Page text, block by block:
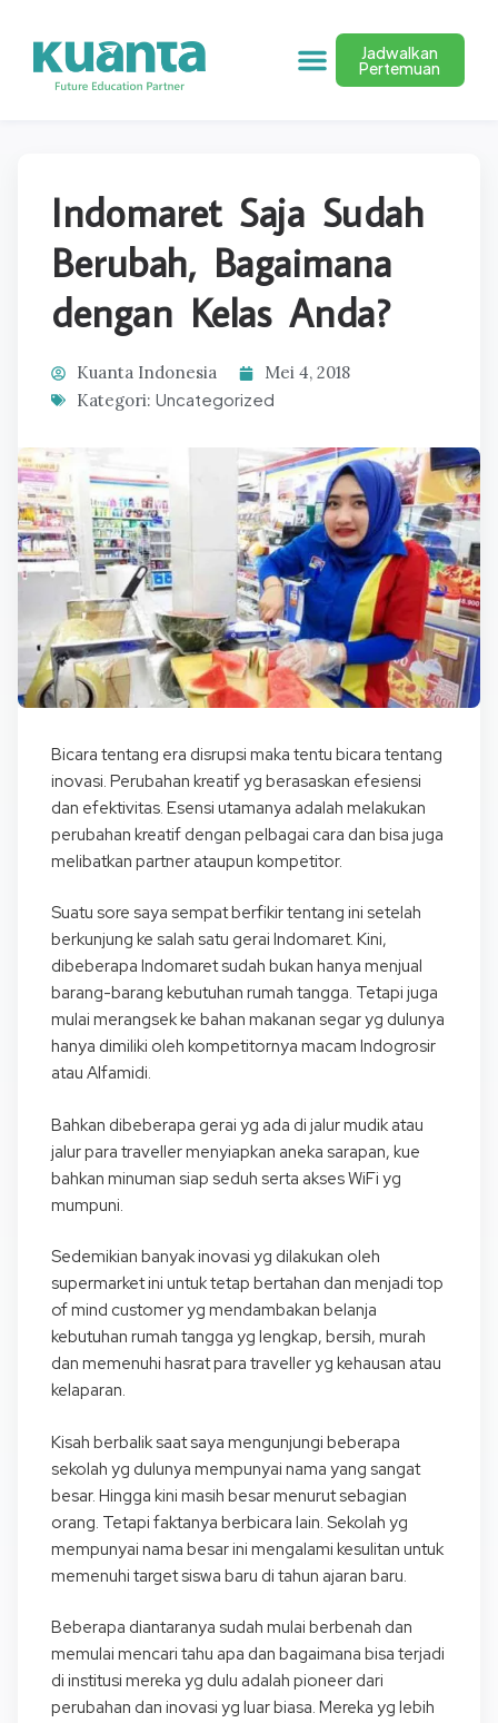
Jadwalkan
Pertemuan
Indomaret Saja Sudah
Berubah, Bagaimana
dengan Kelas Anda?
Kuanta Indonesia
Mei 4, 2018
Kategori: Uncategorized
Bicara tentang era disrupsi maka tentu bicara tentang
inovasi. Perubahan kreatif yg berasaskan efesiensi
dan efektivitas. Esensi utamanya adalah melakukan
perubahan kreatif dengan pelbagai cara dan bisa juga
melibatkan partner ataupun kompetitor.
Suatu sore saya sempat berfikir tentang ini setelah
berkunjung ke salah satu gerai Indomaret. Kini,
dibeberapa Indomaret sudah bukan hanya menjual
barang-barang kebutuhan rumah tangga. Tetapi juga
mulai merangsek ke bahan makanan segar yg dulunya
hanya dimiliki oleh kompetitornya macam Indogrosir
atau Alfamidi.
Bahkan dibeberapa gerai yg ada di jalur mudik atau
jalur para traveller menyiapkan aneka sarapan, kue
bahkan minuman siap seduh serta akses WiFi yg
mumpuni.
Sedemikian banyak inovasi yg dilakukan oleh
supermarket ini untuk tetap bertahan dan menjadi top
of mind customer yg mendambakan belanja
kebutuhan rumah tangga yg lengkap, bersih, murah
dan memenuhi hasrat para traveller yg kehausan atau
kelaparan.
Kisah berbalik saat saya mengunjungi beberapa
sekolah yg dulunya mempunyai nama yang sangat
besar. Hingga kini masih besar menurut sebagian
orang. Tetapi faktanya berbicara lain. Sekolah yg
mempunyai nama besar ini mengalami kesulitan untuk
memenuhi target siswa baru di tahun ajaran baru.
Beberapa diantaranya sudah mulai berbenah dan
memulai mencari tahu apa dan bagaimana bisa terjadi
di institusi mereka yg dulu adalah pioneer dari
perubahan dan inovasi yg luar biasa. Mereka yg lebih